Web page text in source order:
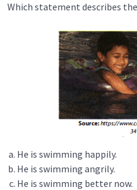
Which statement describes
He is swimming happily.
He is swimming angrily.
He is swimming better now.